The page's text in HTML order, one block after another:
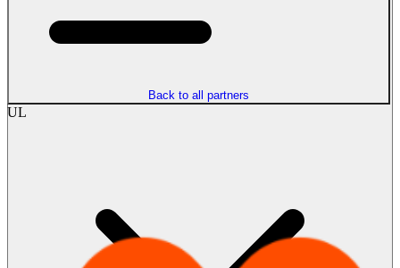
Back to all partners
UL